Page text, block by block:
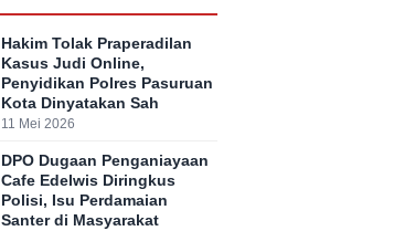
Hakim Tolak Praperadilan
Kasus Judi Online,
Penyidikan Polres Pasuruan
Kota Dinyatakan Sah
11 Mei 2026
DPO Dugaan Penganiayaan
Cafe Edelwis Diringkus
Polisi, Isu Perdamaian
Santer di Masyarakat